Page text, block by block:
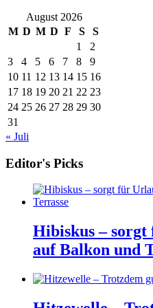
August 2026
M D M D F S
S
1
2
3
4 5 6 7 8
9
10 11 12 13 14 15 16
17 18 19 20 21 22 23
24 25 26 27 28 29 30
31
« Juli
Editor's Picks
Hibiskus –
auf Balkon und